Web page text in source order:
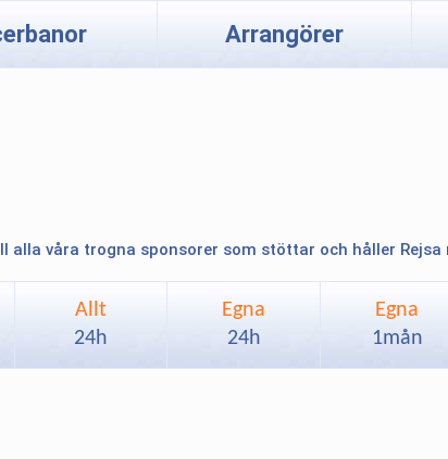
Arrangörer
alla våra trogna sponsorer som stöttar och håller Rejsa
Allt
24h
Egna
24h
Egna
1mån